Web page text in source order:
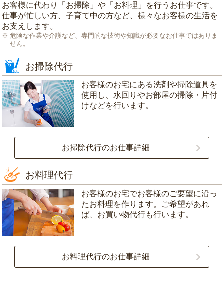
お客様に代わり「 お掃除 」や「 お料理 」を行うお仕事です。
仕事が忙しい方、子育て中の方など、様々なお客様の生活を
お支えします。
危険な作業や介護など、専門的な技術や知識が必要なお仕事ではありま
せん。
お掃除代行
お客様のお宅にある洗剤や掃除道具を
使用し、水回りやお部屋の掃除・片付
けなどを行います。
お掃除代行のお仕事詳細
お料理代行
お客様のお宅でお客様のご要望に沿っ
たお料理を作ります。ご希望があれ
ば、お買い物代行も行います。
お料理代行のお仕事詳細